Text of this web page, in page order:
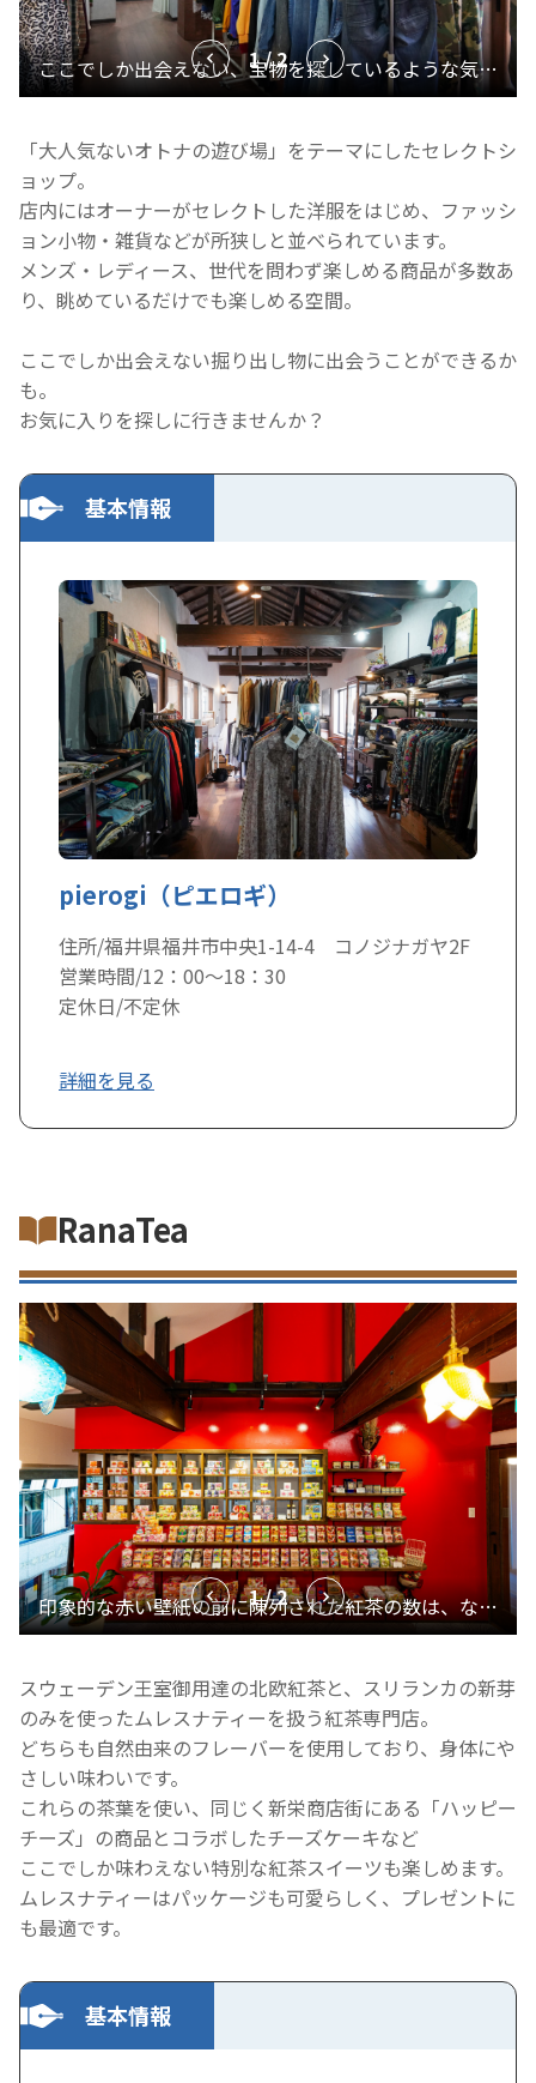
1 / 2
「大人気ないオトナの遊び場」をテーマにしたセレクトシ
ョップ。
店内にはオーナーがセレクトした洋服をはじめ、ファッシ
ョン小物・雑貨などが所狭しと並べられています。
メンズ・レディース、世代を問わず楽しめる商品が多数あ
り、眺めているだけでも楽しめる空間。
ここでしか出会えない掘り出し物に出会うことができるか
も。
お気に入りを探しに行きませんか？
基本情報
pierogi（ピエロギ）
住所/福井県福井市中央1-14-4 コノジナガヤ2F
営業時間/12：00～18：30
定休日/不定休
詳細を見る
RanaTea
1 / 2
スウェーデン王室御用達の北欧紅茶と、スリランカの新芽
のみを使ったムレスナティーを扱う紅茶専門店。
どちらも自然由来のフレーバーを使用しており、身体にや
さしい味わいです。
これらの茶葉を使い、同じく新栄商店街にある「ハッピー
チーズ」の商品とコラボしたチーズケーキなど
ここでしか味わえない特別な紅茶スイーツも楽しめます。
ムレスナティーはパッケージも可愛らしく、プレゼントに
も最適です。
基本情報